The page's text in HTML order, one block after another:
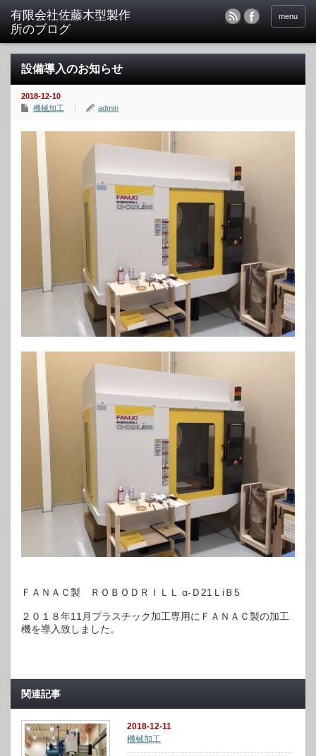
menu
設備導入のお知らせ
2018-12-10
機械加工
admin
ＦＡＮＡＣ製 ＲＯＢＯＤＲＩＬＬ α-Ｄ21ＬiＢ5
２０１８年11月プラスチック加工専用にＦＡＮＡＣ製の加工
機を導入致しました。
関連記事
2018-12-11
機械加工